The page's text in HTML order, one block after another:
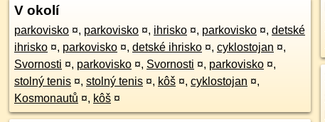
V okolí
parkovisko ¤, parkovisko ¤, ihrisko ¤, parkovisko ¤, detské
ihrisko ¤, parkovisko ¤, detské ihrisko ¤, cyklostojan ¤,
Svornosti ¤, parkovisko ¤, Svornosti ¤, parkovisko ¤,
stolný tenis ¤, stolný tenis ¤, kôš ¤, cyklostojan ¤,
Kosmonautů ¤, kôš ¤